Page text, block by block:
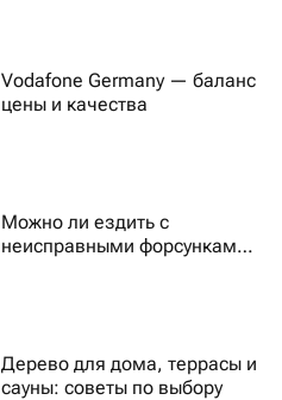
Vodafone Germany — баланс
цены и качества
Можно ли ездить с
неисправными форсунками
Дерево для дома, террасы и
сауны: советы по выбору